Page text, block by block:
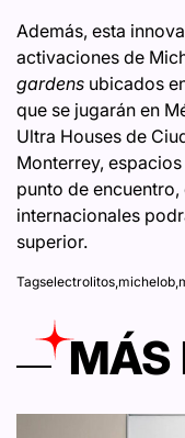
Además, esta
activaciones de
gardens ubicados
que se jugarán en
Ultra Houses de
Monterrey,
punto de
internacionales
superior.
Tagselectrolitos,michelob,
MÁS